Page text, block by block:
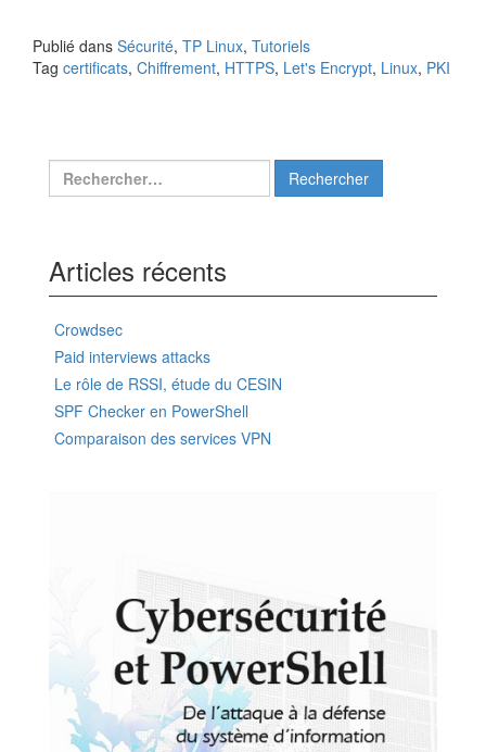
Publié dans Sécurité, TP Linux, Tutoriels
Tag certificats, Chiffrement, HTTPS, Let's Encrypt, Linux, PKI
Rechercher :
Articles récents
Crowdsec
Paid interviews attacks
Le rôle de RSSI, étude du CESIN
SPF Checker en PowerShell
Comparaison des services VPN